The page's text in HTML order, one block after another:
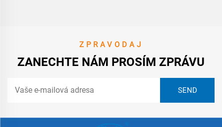
ZPRAVODAJ
ZANECHTE NÁM PROSÍM ZPRÁVU